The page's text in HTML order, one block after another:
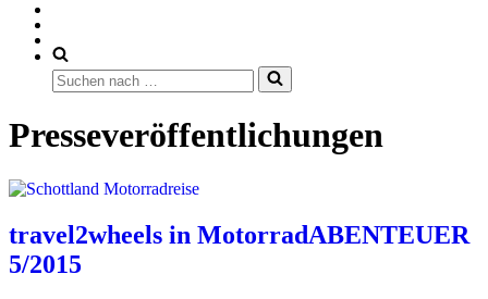
Suchen
nach …
Presseveröffentlichungen
travel2wheels in MotorradABENTEUER
5/2015